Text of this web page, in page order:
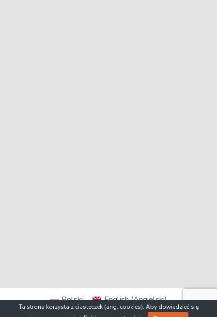
Ta strona korzysta z ciasteczek (ang. cookies). Aby dowiedzieć się
Polski English(Angielski)